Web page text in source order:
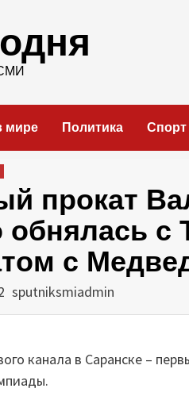
мире Политика Спорт
прокат
обнялась с
с
sputniksmiadmin
канала в Саранске –